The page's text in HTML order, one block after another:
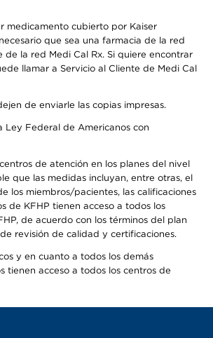
medicamento cubierto por Kaiser
que sea una farmacia de la red
la red Medi Cal Rx. Si quiere encontrar
llamar a Servicio al Cliente de Medi Cal
de enviarle las copias impresas.
Ley Federal de Americanos con
de atención en los planes del nivel
que las medidas incluyan, entre otras, el
los miembros/pacientes, las calificaciones
de KFHP tienen acceso a todos los
de acuerdo con los términos del plan
revisión de calidad y certificaciones.
y en cuanto a todos los demás
tienen acceso a todos los centros de